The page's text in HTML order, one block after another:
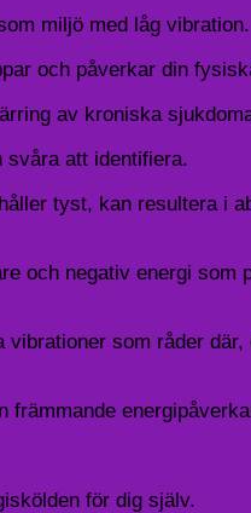
miljö med låg vibration.
och påverkar din
av kroniska
svåra att identifiera.
tyst, kan resultera i
och negativ energi som
som råder
främmande
för dig själv.